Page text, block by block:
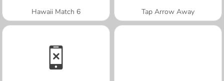
Hawaii Match 6 Tap Arrow Away